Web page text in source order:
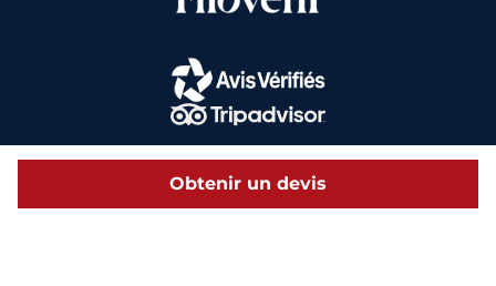
Obtenir un devis
© 2026 Filovent